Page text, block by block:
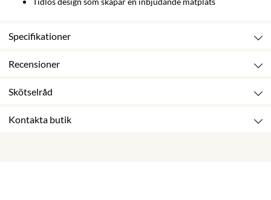
Specifikationer
Recensioner
Skötselråd
Kontakta butik